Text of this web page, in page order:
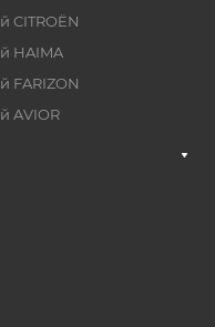
CITROËN
HAIMA
FARIZON
AVIOR